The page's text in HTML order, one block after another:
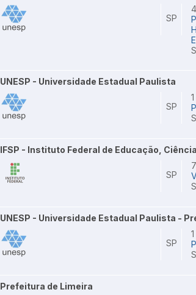
SP
UNESP - Universidade Estadual Paulista
SP
IFSP - Instituto Federal de Educação,
SP
UNESP - Universidade Estadual Paulista -
SP
Prefeitura de Limeira